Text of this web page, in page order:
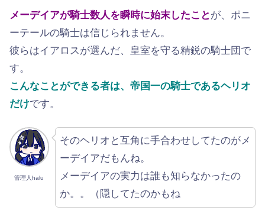
メーデイアが騎士数人を瞬時に始末したことが、ポニ
ーテールの騎士は信じられません。
彼らはイアロスが選んだ、皇室を守る精鋭の騎士団で
す。
こんなことができる者は、帝国一の騎士であるヘリオ
だけです。
管理人halu
そのヘリオと互角に手合わせしてたのがメ
ーデイアだもんね。
メーデイアの実力は誰も知らなかったの
か。。（隠してたのかもね